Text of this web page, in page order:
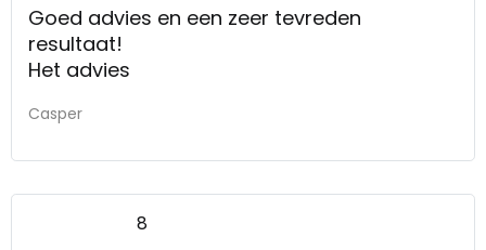
Goed advies en een zeer tevreden
resultaat!
Het advies
Casper
8